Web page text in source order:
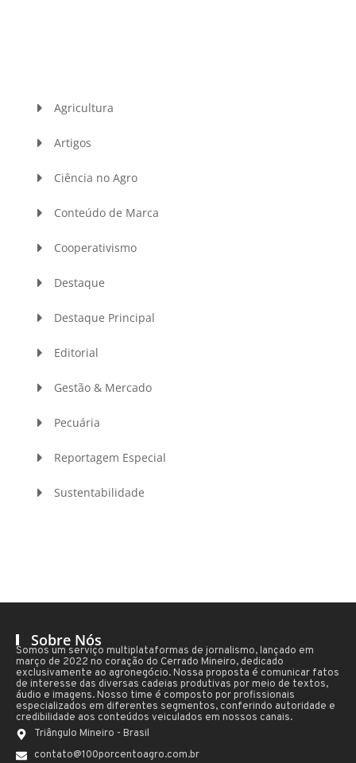
Agricultura
Artigos
Ciência no Agro
Conteúdo de Marca
Cooperativismo
Destaque
Destaque Principal
Editorial
Gestão & Mercado
Pecuária
Reportagem Especial
Sustentabilidade
Sobre Nós
Somos um serviço multiplataformas de jornalismo, lançado em
março de 2022 no coração do Cerrado Mineiro, dedicado
exclusivamente ao agronegócio. Nossa proposta é comunicar fatos
de interesse das diversas cadeias produtivas por meio de textos,
áudio e imagens. Nosso time é composto por profissionais
especializados em diferentes segmentos, conferindo autoridade e
credibilidade aos conteúdos veiculados em nossos canais.
Triângulo Mineiro - Brasil
contato@100porcentoagro.com.br